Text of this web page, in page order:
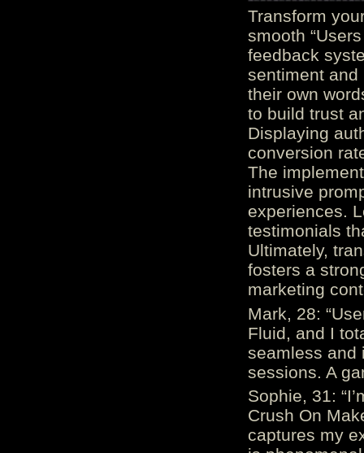
Transform
smooth
feedback
sentiment and
their own
to build trust
Displaying
conversion
The
intrusive
experiences.
testimonials
Ultimately,
fosters a
marketing
Mark, 28:
Fluid, and I
seamless and
sessions. A
Sophie, 31:
Crush On
captures my